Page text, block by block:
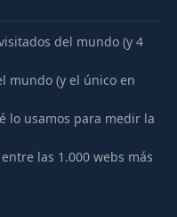
del mundo (y 4
mundo (y el único en
lo usamos para medir la
las 1.000 webs más